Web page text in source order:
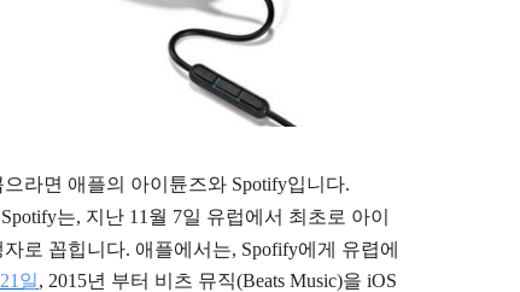
라면 애플의 아이튠즈와 Spotify입니다.
Spotify는, 지난 11월 7일 유럽에서 최초로 아이
로 꼽힙니다. 애플에서는, Spofify에게 유렵에
일, 2015년 부터 비츠 뮤직(Beats Music)을 iOS